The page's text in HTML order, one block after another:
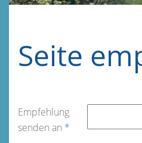
Seite
Empfehlung
senden an *